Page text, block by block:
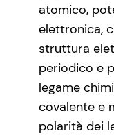
atomico,
elettronica,
struttura
periodico e
legame
covalente e
polarità dei